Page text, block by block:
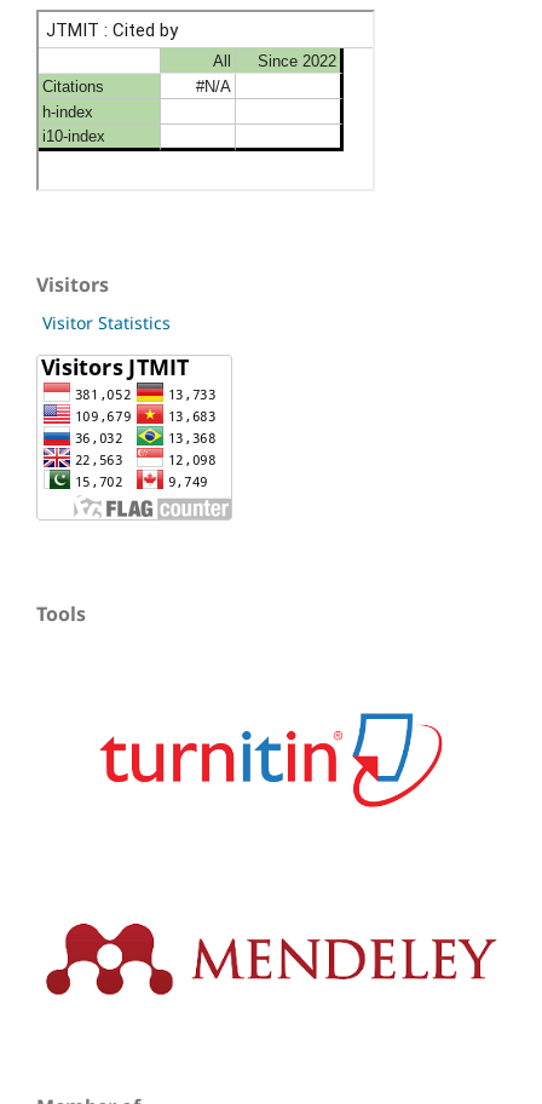
Visitors
Visitor Statistics
Tools